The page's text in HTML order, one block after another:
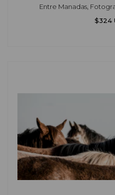
Entre Manadas,
$324